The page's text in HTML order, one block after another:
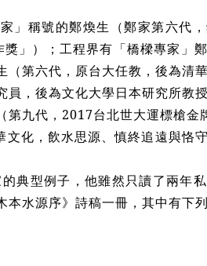
」稱號的鄭煥生（鄭家第六代
」）；工程界有「橋樑專家」
第六代，原台大任教，後為清
，後為文化大學日本研究所教
九代，2017台北世大運標槍金
化，飲水思源、慎終追遠與恪
典型例子，他雖然只讀了兩年
水源序》詩稿一冊，其中有下